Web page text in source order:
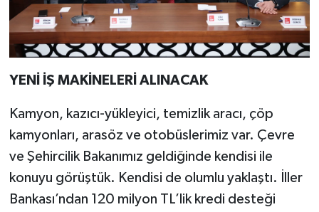
YENİ İŞ MAKİNELERİ ALINACAK
Kamyon, kazıcı-yükleyici, temizlik aracı, çöp
kamyonları, arasöz ve otobüslerimiz var. Çevre
ve Şehircilik Bakanımız geldiğinde kendisi ile
konuyu görüştük. Kendisi de olumlu yaklaştı. İller
Bankası’ndan 120 milyon TL’lik kredi desteği